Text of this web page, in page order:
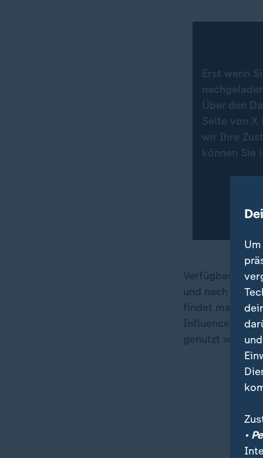
Erst wenn
Über den
Seite von X
wir Ihre
können Sie
Verfügbar ist
und nach
findet man im
Influencer-
genutzt
•